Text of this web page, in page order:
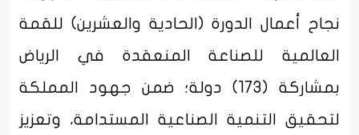
نجاح أعمال الدورة (الحادية والعشرين) للقمة
العالمية للصناعة المنعقدة في الرياض
بمشاركة (173) دولة؛ ضمن جهود المملكة
لتحقيق التنمية الصناعية المستدامة، وتعزيز